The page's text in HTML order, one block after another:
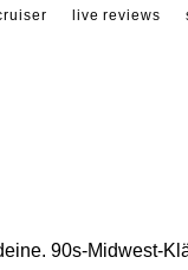
live reviews
90s-Midwest-